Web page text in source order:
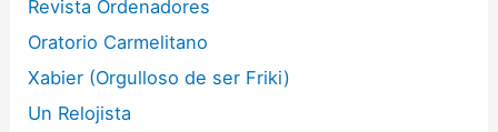
Revista Ordenadores
Oratorio Carmelitano
Xabier (Orgulloso de ser Friki)
Un Relojista